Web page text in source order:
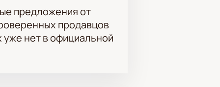
предложения от
продавцов
нет в официальной